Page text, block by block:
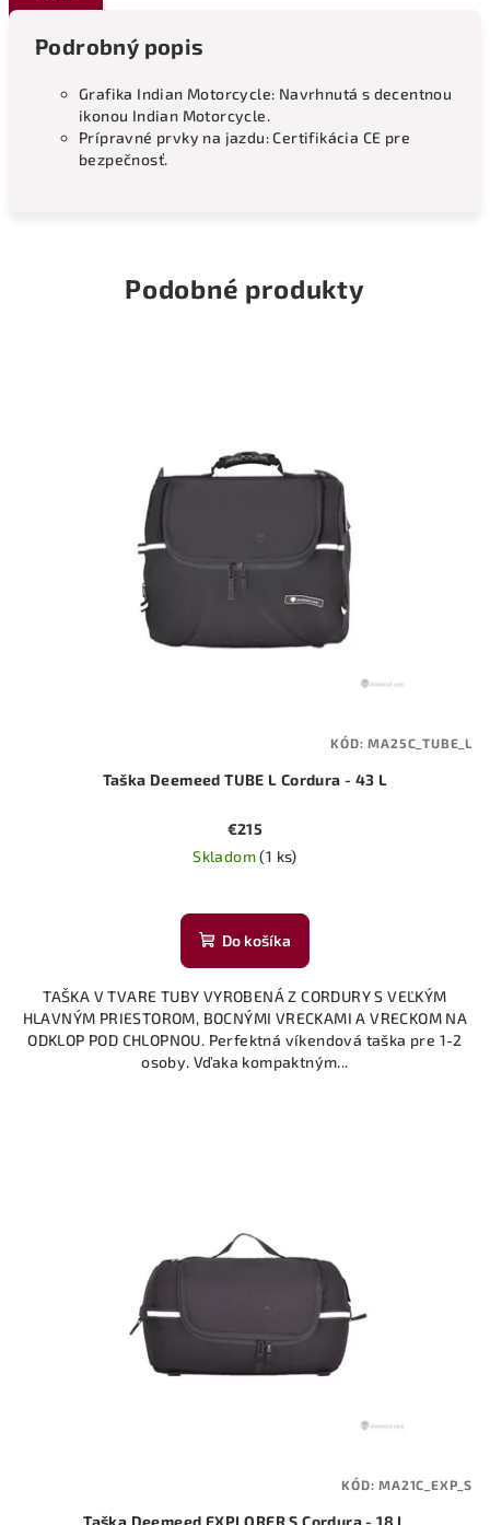
Podrobný popis
Grafika Indian Motorcycle: Navrhnutá s decentnou
ikonou Indian Motorcycle.
Prípravné prvky na jazdu: Certifikácia CE pre
bezpečnosť.
Podobné produkty
Taška Deemeed TUBE L Cordura - 43 L
€215
Skladom(1 ks)
Do košíka
TAŠKA V TVARE TUBY VYROBENÁ Z CORDURY S VEĽKÝM
HLAVNÝM PRIESTOROM, BOCNÝMI VRECKAMI A VRECKOM NA
ODKLOP POD CHLOPNOU. Perfektná víkendová taška pre 1-2
osoby. Vďaka kompaktným...
KÓD:MA25C_TUBE_L
KÓD:MA21C_EXP_S